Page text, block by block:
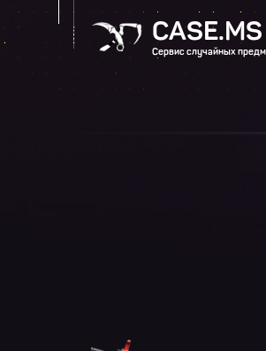
CASE.MS
Сервис случайных